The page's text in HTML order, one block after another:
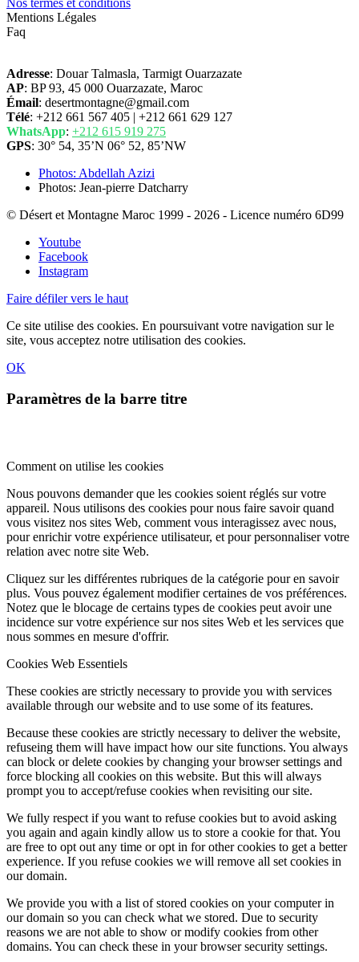
Nos termes et conditions
Mentions Légales
Faq
Adresse: Douar Talmasla, Tarmigt Ouarzazate
AP: BP 93, 45 000 Ouarzazate, Maroc
Émail: desertmontagne@gmail.com
Télé: +212 661 567 405 | +212 661 629 127
WhatsApp: +212 615 919 275
GPS: 30° 54, 35’N 06° 52, 85’NW
Photos: Abdellah Azizi
Photos: Jean-pierre Datcharry
© Désert et Montagne Maroc 1999 - 2026 - Licence numéro 6D99
Youtube
Facebook
Instagram
Faire défiler vers le haut
Ce site utilise des cookies. En poursuivant votre navigation sur le
site, vous acceptez notre utilisation des cookies.
OK
Paramètres de la barre titre
Comment on utilise les cookies
Nous pouvons demander que les cookies soient réglés sur votre
appareil. Nous utilisons des cookies pour nous faire savoir quand
vous visitez nos sites Web, comment vous interagissez avec nous,
pour enrichir votre expérience utilisateur, et pour personnaliser votre
relation avec notre site Web.
Cliquez sur les différentes rubriques de la catégorie pour en savoir
plus. Vous pouvez également modifier certaines de vos préférences.
Notez que le blocage de certains types de cookies peut avoir une
incidence sur votre expérience sur nos sites Web et les services que
nous sommes en mesure d'offrir.
Cookies Web Essentiels
These cookies are strictly necessary to provide you with services
available through our website and to use some of its features.
Because these cookies are strictly necessary to deliver the website,
refuseing them will have impact how our site functions. You always
can block or delete cookies by changing your browser settings and
force blocking all cookies on this website. But this will always
prompt you to accept/refuse cookies when revisiting our site.
We fully respect if you want to refuse cookies but to avoid asking
you again and again kindly allow us to store a cookie for that. You
are free to opt out any time or opt in for other cookies to get a better
experience. If you refuse cookies we will remove all set cookies in
our domain.
We provide you with a list of stored cookies on your computer in
our domain so you can check what we stored. Due to security
reasons we are not able to show or modify cookies from other
domains. You can check these in your browser security settings.